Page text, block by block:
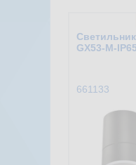
GX53-M-
661133